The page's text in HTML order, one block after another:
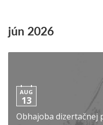
jún 2026
AUG
13
Obhajoba dizertačnej